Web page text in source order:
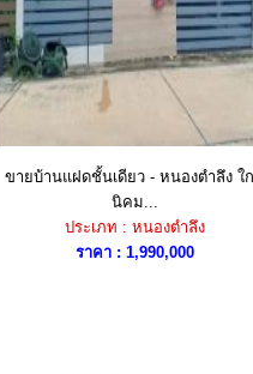
ขายบ้านแฝดชั้นเดียว - หนองตำลึง ใ
นิคม...
ประเภท : หนองตำลึง
ราคา : 1,990,000